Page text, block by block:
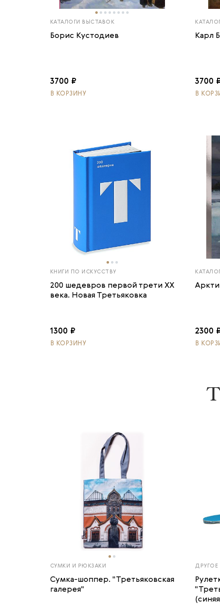
КАТАЛОГИ ВЫСТАВОК
Борис Кустодиев
3700 ₽
В КОРЗИНУ
Карл
3700
В
КНИГИ ПО ИСКУССТВУ
200 шедевров первой трети ХХ
века. Новая Третьяковка
1300 ₽
В КОРЗИНУ
2300
В
СУМКИ И РЮКЗАКИ
Сумка-шоппер. "Третьяковская
галерея"
ДРУГОЕ